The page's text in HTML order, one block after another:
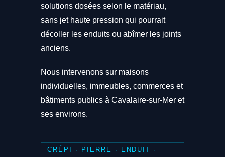
solutions dosées selon le matériau,
sans jet haute pression qui pourrait
décoller les enduits ou abîmer les joints
anciens.
Nous intervenons sur maisons
individuelles, immeubles, commerces et
bâtiments publics à Cavalaire-sur-Mer et
ses environs.
CRÉPI · PIERRE · ENDUIT ·